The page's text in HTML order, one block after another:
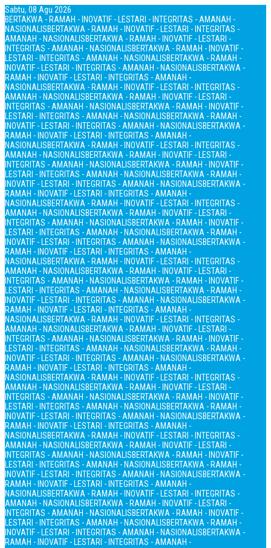
Sabtu, 08 Agu 2026
BERTAKWA - RAMAH - INOVATIF - LESTARI - INTEGRITAS - AMANAH -
NASIONALISBERTAKWA - RAMAH - INOVATIF - LESTARI - INTEGRITAS -
AMANAH - NASIONALISBERTAKWA - RAMAH - INOVATIF - LESTARI -
INTEGRITAS - AMANAH - NASIONALISBERTAKWA - RAMAH - INOVATIF -
LESTARI - INTEGRITAS - AMANAH - NASIONALISBERTAKWA - RAMAH -
INOVATIF - LESTARI - INTEGRITAS - AMANAH - NASIONALISBERTAKWA -
RAMAH - INOVATIF - LESTARI - INTEGRITAS - AMANAH -
NASIONALISBERTAKWA - RAMAH - INOVATIF - LESTARI - INTEGRITAS -
AMANAH - NASIONALISBERTAKWA - RAMAH - INOVATIF - LESTARI -
INTEGRITAS - AMANAH - NASIONALISBERTAKWA - RAMAH - INOVATIF -
LESTARI - INTEGRITAS - AMANAH - NASIONALISBERTAKWA - RAMAH -
INOVATIF - LESTARI - INTEGRITAS - AMANAH - NASIONALISBERTAKWA -
RAMAH - INOVATIF - LESTARI - INTEGRITAS - AMANAH -
NASIONALISBERTAKWA - RAMAH - INOVATIF - LESTARI - INTEGRITAS -
AMANAH - NASIONALISBERTAKWA - RAMAH - INOVATIF - LESTARI -
INTEGRITAS - AMANAH - NASIONALISBERTAKWA - RAMAH - INOVATIF -
LESTARI - INTEGRITAS - AMANAH - NASIONALISBERTAKWA - RAMAH -
INOVATIF - LESTARI - INTEGRITAS - AMANAH - NASIONALISBERTAKWA -
RAMAH - INOVATIF - LESTARI - INTEGRITAS - AMANAH -
NASIONALISBERTAKWA - RAMAH - INOVATIF - LESTARI - INTEGRITAS -
AMANAH - NASIONALISBERTAKWA - RAMAH - INOVATIF - LESTARI -
INTEGRITAS - AMANAH - NASIONALISBERTAKWA - RAMAH - INOVATIF -
LESTARI - INTEGRITAS - AMANAH - NASIONALISBERTAKWA - RAMAH -
INOVATIF - LESTARI - INTEGRITAS - AMANAH - NASIONALISBERTAKWA -
RAMAH - INOVATIF - LESTARI - INTEGRITAS - AMANAH -
NASIONALISBERTAKWA - RAMAH - INOVATIF - LESTARI - INTEGRITAS -
AMANAH - NASIONALISBERTAKWA - RAMAH - INOVATIF - LESTARI -
INTEGRITAS - AMANAH - NASIONALISBERTAKWA - RAMAH - INOVATIF -
LESTARI - INTEGRITAS - AMANAH - NASIONALISBERTAKWA - RAMAH -
INOVATIF - LESTARI - INTEGRITAS - AMANAH - NASIONALISBERTAKWA -
RAMAH - INOVATIF - LESTARI - INTEGRITAS - AMANAH -
NASIONALISBERTAKWA - RAMAH - INOVATIF - LESTARI - INTEGRITAS -
AMANAH - NASIONALISBERTAKWA - RAMAH - INOVATIF - LESTARI -
INTEGRITAS - AMANAH - NASIONALISBERTAKWA - RAMAH - INOVATIF -
LESTARI - INTEGRITAS - AMANAH - NASIONALISBERTAKWA - RAMAH -
INOVATIF - LESTARI - INTEGRITAS - AMANAH - NASIONALISBERTAKWA -
RAMAH - INOVATIF - LESTARI - INTEGRITAS - AMANAH -
NASIONALISBERTAKWA - RAMAH - INOVATIF - LESTARI - INTEGRITAS -
AMANAH - NASIONALISBERTAKWA - RAMAH - INOVATIF - LESTARI -
INTEGRITAS - AMANAH - NASIONALISBERTAKWA - RAMAH - INOVATIF -
LESTARI - INTEGRITAS - AMANAH - NASIONALISBERTAKWA - RAMAH -
INOVATIF - LESTARI - INTEGRITAS - AMANAH - NASIONALISBERTAKWA -
RAMAH - INOVATIF - LESTARI - INTEGRITAS - AMANAH -
NASIONALISBERTAKWA - RAMAH - INOVATIF - LESTARI - INTEGRITAS -
AMANAH - NASIONALISBERTAKWA - RAMAH - INOVATIF - LESTARI -
INTEGRITAS - AMANAH - NASIONALISBERTAKWA - RAMAH - INOVATIF -
LESTARI - INTEGRITAS - AMANAH - NASIONALISBERTAKWA - RAMAH -
INOVATIF - LESTARI - INTEGRITAS - AMANAH - NASIONALISBERTAKWA -
RAMAH - INOVATIF - LESTARI - INTEGRITAS - AMANAH -
NASIONALISBERTAKWA - RAMAH - INOVATIF - LESTARI - INTEGRITAS -
AMANAH - NASIONALISBERTAKWA - RAMAH - INOVATIF - LESTARI -
INTEGRITAS - AMANAH - NASIONALISBERTAKWA - RAMAH - INOVATIF -
LESTARI - INTEGRITAS - AMANAH - NASIONALISBERTAKWA - RAMAH -
INOVATIF - LESTARI - INTEGRITAS - AMANAH - NASIONALISBERTAKWA -
RAMAH - INOVATIF - LESTARI - INTEGRITAS - AMANAH -